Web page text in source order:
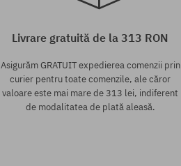
Livrare gratuită de la 313 RON
Asigurăm GRATUIT expedierea comenzii prin
curier pentru toate comenzile, ale căror
valoare este mai mare de 313 lei, indiferent
de modalitatea de plată aleasă.